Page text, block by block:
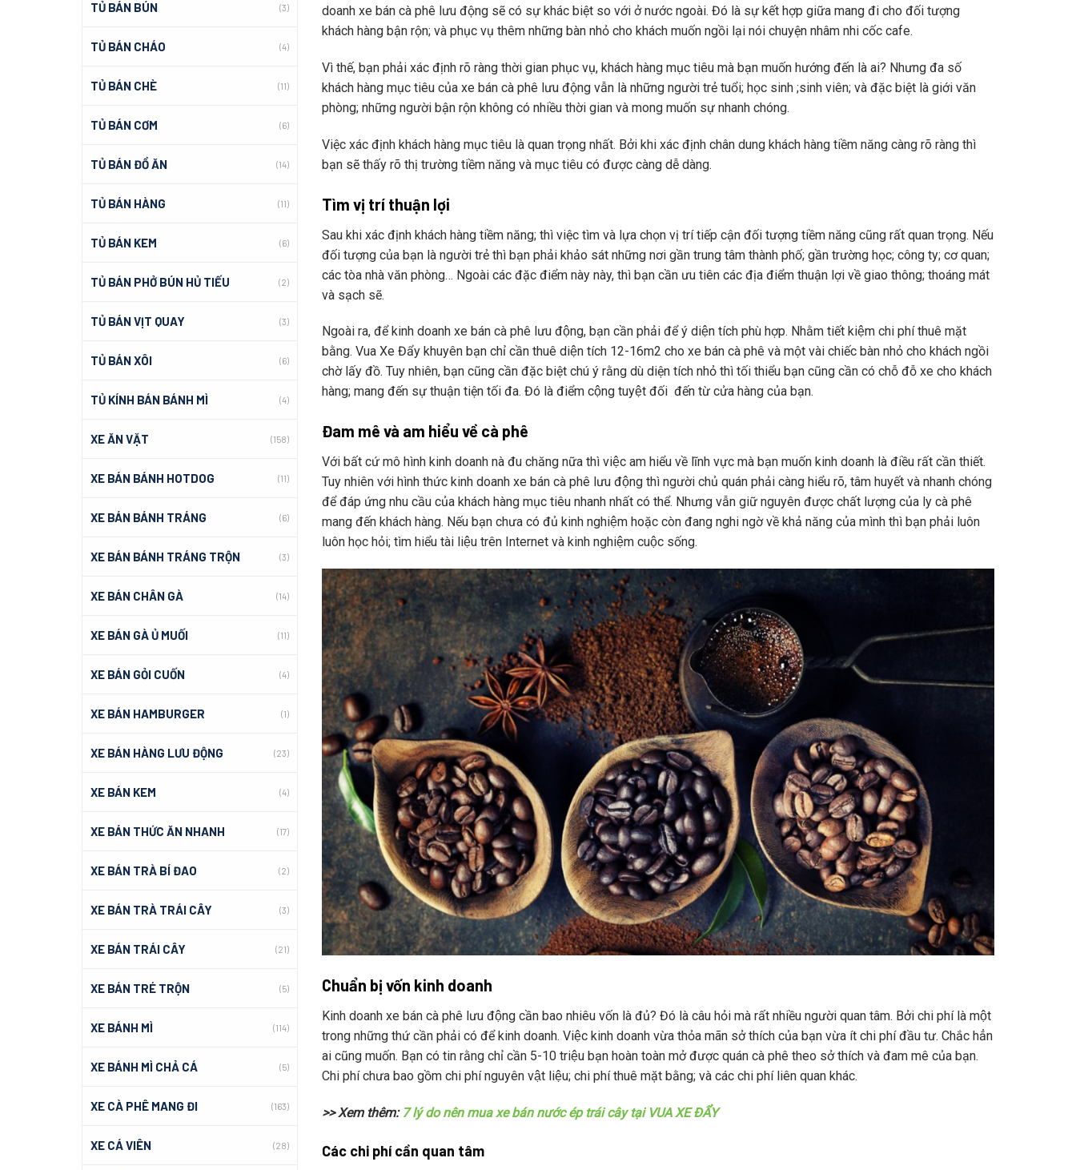
TỦ BÁN BÚN (3)
TỦ BÁN CHÁO (4)
TỦ BÁN CHÈ (11)
TỦ BÁN CƠM (6)
TỦ BÁN ĐỒ ĂN (14)
TỦ BÁN HÀNG (11)
TỦ BÁN KEM (6)
TỦ BÁN PHỞ BÚN HỦ TIẾU (2)
TỦ BÁN VỊT QUAY (3)
TỦ BÁN XÔI (6)
TỦ KÍNH BÁN BÁNH MÌ (4)
XE ĂN VẶT (158)
XE BÁN BÁNH HOTDOG (11)
XE BÁN BÁNH TRÁNG (6)
XE BÁN BÁNH TRÁNG TRỘN (3)
XE BÁN CHÂN GÀ (14)
XE BÁN GÀ Ủ MUỐI (11)
XE BÁN GỎI CUỐN (4)
XE BÁN HAMBURGER (1)
XE BÁN HÀNG LƯU ĐỘNG (23)
XE BÁN KEM (4)
XE BÁN THỨC ĂN NHANH (17)
XE BÁN TRÀ BÍ ĐAO (2)
XE BÁN TRÀ TRÁI CÂY (3)
XE BÁN TRÁI CÂY (21)
XE BÁN TRÉ TRỘN (5)
XE BÁNH MÌ (114)
XE BÁNH MÌ CHẢ CÁ (5)
XE CÀ PHÊ MANG ĐI (163)
XE CÁ VIÊN (28)
doanh xe bán cà phê lưu động sẽ có sự khác biệt so với ở nước ngoài. Đó là sự kết hợp giữa mang đi cho đối tượng
khách hàng bận rộn; và phục vụ thêm những bàn nhỏ cho khách muốn ngồi lại nói chuyện nhâm nhi cốc cafe.
Vì thế, bạn phải xác định rõ ràng thời gian phục vụ, khách hàng mục tiêu mà bạn muốn hướng đến là ai? Nhưng đa số
khách hàng mục tiêu của xe bán cà phê lưu động vẫn là những người trẻ tuổi; học sinh ;sinh viên; và đặc biệt là giới văn
phòng; những người bận rộn không có nhiều thời gian và mong muốn sự nhanh chóng.
Việc xác định khách hàng mục tiêu là quan trọng nhất. Bởi khi xác định chân dung khách hàng tiềm năng càng rõ ràng thì
bạn sẽ thấy rõ thị trường tiềm năng và mục tiêu có được càng dễ dàng.
Tìm vị trí thuận lợi
Sau khi xác định khách hàng tiềm năng; thì việc tìm và lựa chọn vị trí tiếp cận đối tượng tiềm năng cũng rất quan trọng. Nếu
đối tượng của bạn là người trẻ thì bạn phải khảo sát những nơi gần trung tâm thành phố; gần trường học; công ty; cơ quan;
các tòa nhà văn phòng… Ngoài các đặc điểm này này, thì bạn cần ưu tiên các địa điểm thuận lợi về giao thông; thoáng mát
và sạch sẽ.
Ngoài ra, để kinh doanh xe bán cà phê lưu động, bạn cần phải để ý diện tích phù hợp. Nhằm tiết kiệm chi phí thuê mặt
bằng. Vua Xe Đẩy khuyên bạn chỉ cần thuê diện tích 12-16m2 cho xe bán cà phê và một vài chiếc bàn nhỏ cho khách ngồi
chờ lấy đồ. Tuy nhiên, bạn cũng cần đặc biệt chú ý rằng dù diện tích nhỏ thì tối thiểu bạn cũng cần có chỗ đỗ xe cho khách
hàng; mang đến sự thuận tiện tối đa. Đó là điểm cộng tuyệt đối đến từ cửa hàng của bạn.
Đam mê và am hiểu về cà phê
Với bất cứ mô hình kinh doanh nà đu chăng nữa thì việc am hiểu về lĩnh vực mà bạn muốn kinh doanh là điều rất cần thiết.
Tuy nhiên với hình thức kinh doanh xe bán cà phê lưu động thì người chủ quán phải càng hiểu rõ, tâm huyết và nhanh chóng
để đáp ứng nhu cầu của khách hàng mục tiêu nhanh nhất có thể. Nhưng vẫn giữ nguyên được chất lượng của ly cà phê
mang đến khách hàng. Nếu bạn chưa có đủ kinh nghiệm hoặc còn đang nghi ngờ về khả năng của mình thì bạn phải luôn
luôn học hỏi; tìm hiểu tài liệu trên Internet và kinh nghiệm cuộc sống.
Chuẩn bị vốn kinh doanh
Kinh doanh xe bán cà phê lưu động cần bao nhiêu vốn là đủ? Đó là câu hỏi mà rất nhiều người quan tâm. Bởi chi phí là một
trong những thứ cần phải có để kinh doanh. Việc kinh doanh vừa thỏa mãn sở thích của bạn vừa ít chi phí đầu tư. Chắc hẳn
ai cũng muốn. Bạn có tin rằng chỉ cần 5-10 triệu bạn hoàn toàn mở được quán cà phê theo sở thích và đam mê của bạn.
Chi phí chưa bao gồm chi phí nguyên vật liệu; chi phí thuê mặt bằng; và các chi phí liên quan khác.
>> Xem thêm: 7 lý do nên mua xe bán nước ép trái cây tại VUA XE ĐẨY
Các chi phí cần quan tâm